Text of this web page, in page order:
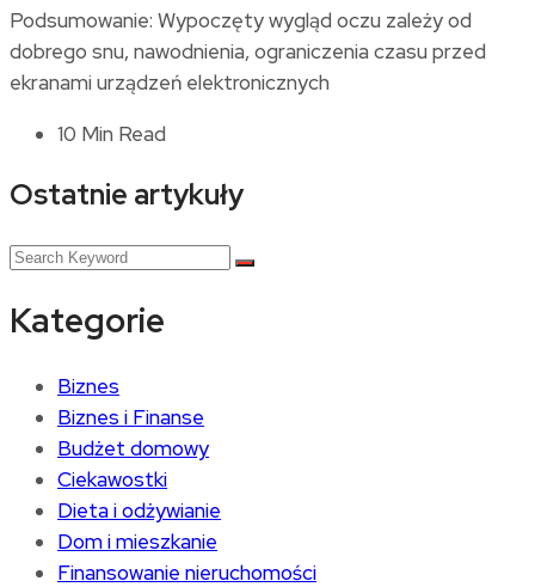
Podsumowanie: Wypoczęty wygląd oczu zależy od
dobrego snu, nawodnienia, ograniczenia czasu przed
ekranami urządzeń elektronicznych
10 Min Read
Ostatnie artykuły
Kategorie
Biznes
Biznes i Finanse
Budżet domowy
Ciekawostki
Dieta i odżywianie
Dom i mieszkanie
Finansowanie nieruchomości